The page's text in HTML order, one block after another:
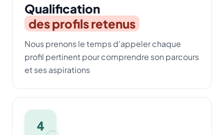
Qualification
des profils retenus
Nous prenons le temps d'appeler chaque
profil pertinent pour comprendre son parcours
et ses aspirations
4